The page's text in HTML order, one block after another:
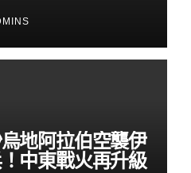
地阿拉伯空襲伊
中東戰火再升級